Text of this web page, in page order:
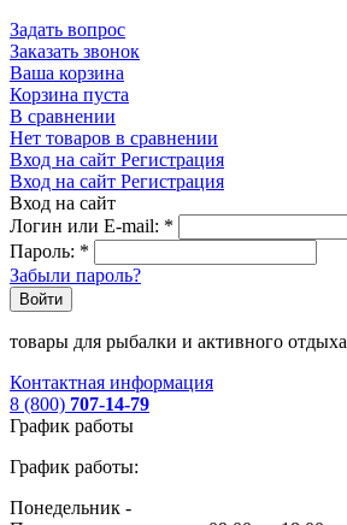
Задать вопрос
Заказать звонок
Ваша корзина
Корзина пуста
В сравнении
Нет товаров в сравнении
Вход на сайт Регистрация
Вход на сайт Регистрация
Вход на сайт
Логин или E-mail: *
Пароль: *
Забыли пароль?
Войти
товары для рыбалки и активного отдыха
Контактная информация
8 (800) 707-14-79
График работы
График работы:
Понедельник -